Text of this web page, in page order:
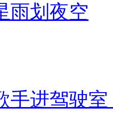
雨划夜空
手进驾驶